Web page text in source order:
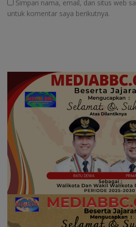
Simpan nama, email, dan situs web
untuk komentar saya berikutnya.